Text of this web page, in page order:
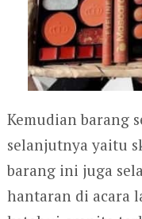
Kemudian barang
selanjutnya yaitu
barang ini juga
hantaran di acara